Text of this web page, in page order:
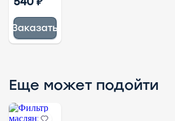
S00007280+02
800154620
860161133
Заказать
Еще может подойти